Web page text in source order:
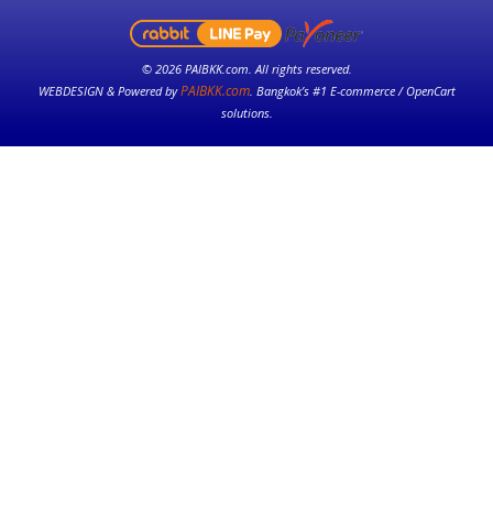
© 2026 PAIBKK.com. All rights reserved.
WEBDESIGN & Powered byPAIBKK.com. Bangkok’s #1 E-commerce / OpenCart
solutions.